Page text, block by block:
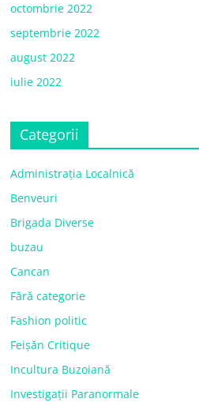
octombrie 2022
septembrie 2022
august 2022
iulie 2022
Categorii
Administrația Localnică
Benveuri
Brigada Diverse
buzau
Cancan
Fără categorie
Fashion politic
Feișăn Critique
Incultura Buzoiană
Investigații Paranormale